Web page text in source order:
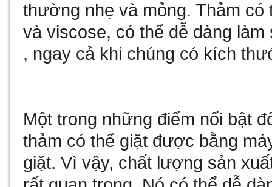
thường nhẹ và mỏng. Thảm
và viscose, có thể dễ dàng
, ngay cả khi chúng có kích
Một trong những điểm nổi bật
thảm có thể giặt được bằng
giặt. Vì vậy, chất lượng sản